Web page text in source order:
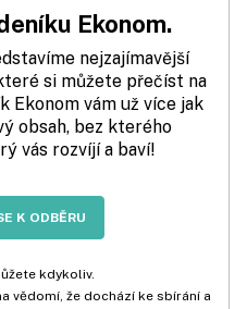
Ekonom.
nejzajímavější
si můžete přečíst na
Ekonom vám už více jak
obsah, bez kterého
vás rozvíjí a baví!
K ODBĚRU
kdykoliv.
vědomí, že dochází ke sbírání a